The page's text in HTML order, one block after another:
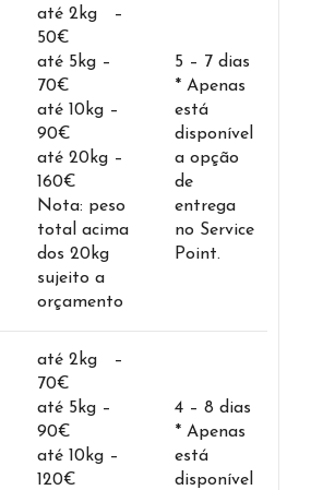
até 2kg –
50€
até 5kg –
70€
até 10kg –
90€
até 20kg –
160€
Nota: peso
total acima
dos 20kg
sujeito a
orçamento
5 – 7 dias
* Apenas
está
disponível
a opção
de
entrega
no Service
Point.
até 2kg –
70€
até 5kg –
90€
até 10kg –
120€
4 – 8 dias
* Apenas
está
disponível